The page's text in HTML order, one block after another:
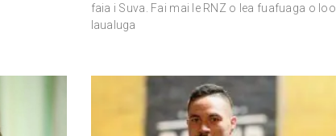
faia i Suva. Fai mai le RNZ o lea fuafuaga o loo
laualuga